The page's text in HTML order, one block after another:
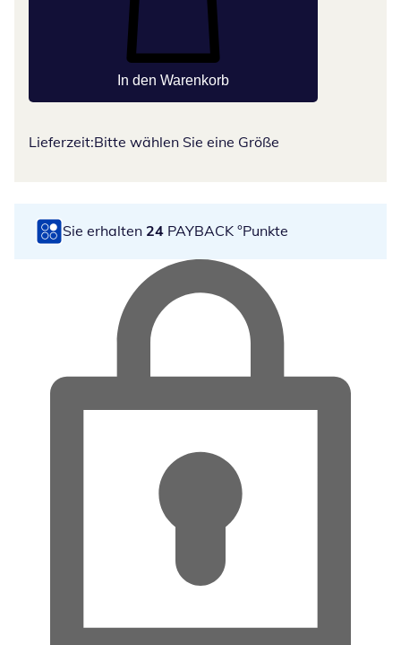
In den Warenkorb
Lieferzeit:Bitte wählen Sie eine Größe
Sie erhalten 24 PAYBACK °Punkte